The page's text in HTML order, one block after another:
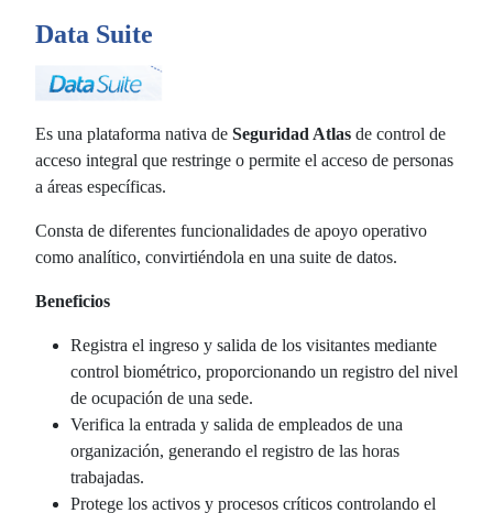
Data Suite
Es una plataforma nativa de Seguridad Atlas de control de
acceso integral que restringe o permite el acceso de personas
a áreas específicas.
Consta de diferentes funcionalidades de apoyo operativo
como analítico, convirtiéndola en una suite de datos.
Beneficios
Registra el ingreso y salida de los visitantes mediante
control biométrico, proporcionando un registro del nivel
de ocupación de una sede.
Verifica la entrada y salida de empleados de una
organización, generando el registro de las horas
trabajadas.
Protege los activos y procesos críticos controlando el